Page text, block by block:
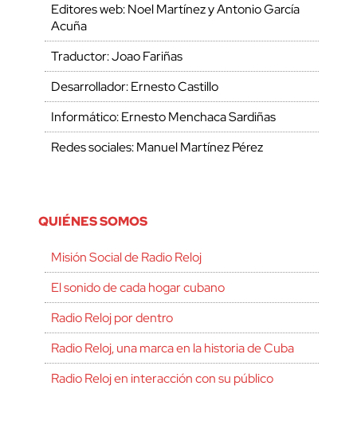
Editores web: Noel Martínez y Antonio García
Acuña
Traductor: Joao Fariñas
Desarrollador: Ernesto Castillo
Informático: Ernesto Menchaca Sardiñas
Redes sociales: Manuel Martínez Pérez
QUIÉNES SOMOS
Misión Social de Radio Reloj
El sonido de cada hogar cubano
Radio Reloj por dentro
Radio Reloj, una marca en la historia de Cuba
Radio Reloj en interacción con su público